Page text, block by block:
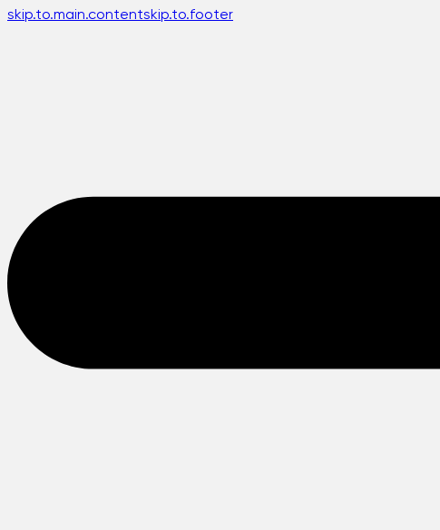
skip.to.main.contentskip.to.footer